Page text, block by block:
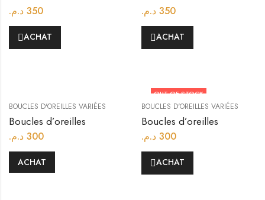
350 د.م.
ACHAT
350 د.م.
ACHAT
BOUCLES D'OREILLES VARIÉES
Boucles d’oreilles
300 د.م.
ACHAT
OUT OF STOCK
BOUCLES D'OREILLES VARIÉES
Boucles d’oreilles
300 د.م.
ACHAT